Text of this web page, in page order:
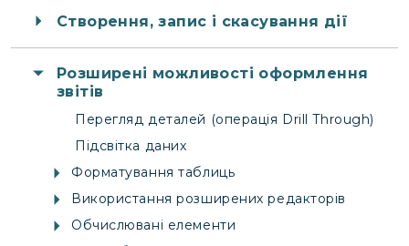
Створення, запис і скасування дії
Розширені можливості оформлення
звітів
Перегляд деталей (операція Drill Through)
Підсвітка даних
Форматування таблиць
Використання розширених редакторів
Обчислювані елементи